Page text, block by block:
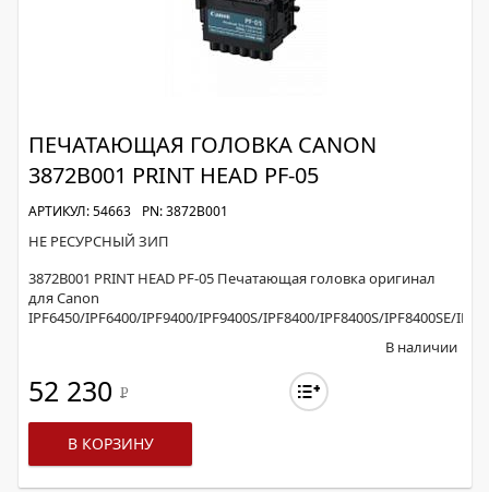
ПЕЧАТАЮЩАЯ ГОЛОВКА CANON
3872B001 PRINT HEAD PF-05
АРТИКУЛ: 54663 PN: 3872B001
НЕ РЕСУРСНЫЙ ЗИП
3872B001 PRINT HEAD PF-05 Печатающая головка оригинал
для Canon
IPF6450/IPF6400/IPF9400/IPF9400S/IPF8400/IPF8400S/IPF8400SE/
В наличии
52 230 Р
В КОРЗИНУ